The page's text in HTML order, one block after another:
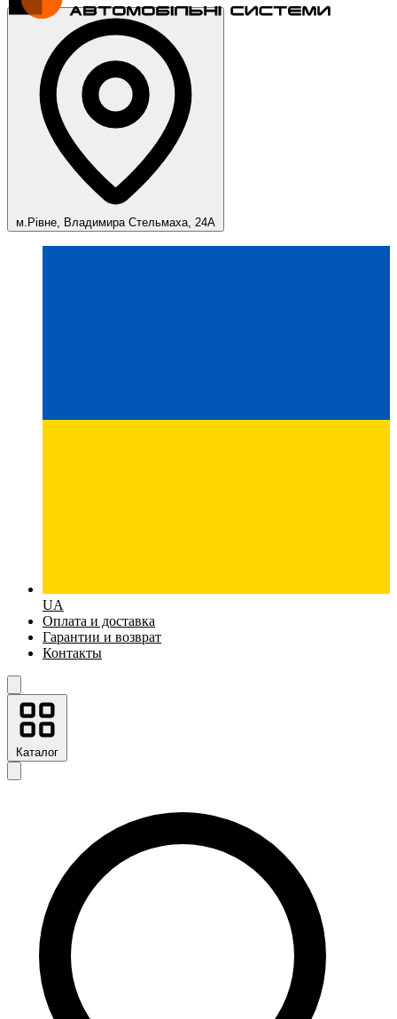
м.Рівне, Владимира Стельмаха, 24А
UA
Оплата и доставка
Гарантии и возврат
Контакты
Каталог